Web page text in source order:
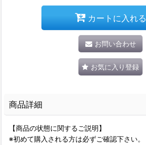
カートに入れる
お問い合わせ
お気に入り登録
商品詳細
【商品の状態に関するご説明】
※初めて購入される方は必ずご確認下さい。